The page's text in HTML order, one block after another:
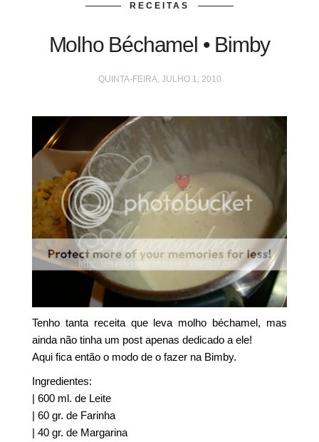
RECEITAS
Molho Béchamel • Bimby
QUINTA-FEIRA, JULHO 1, 2010
Tenho tanta receita que leva molho béchamel, mas
ainda não tinha um post apenas dedicado a ele!
Aqui fica então o modo de o fazer na Bimby.
Ingredientes:
| 600 ml. de Leite
| 60 gr. de Farinha
| 40 gr. de Margarina